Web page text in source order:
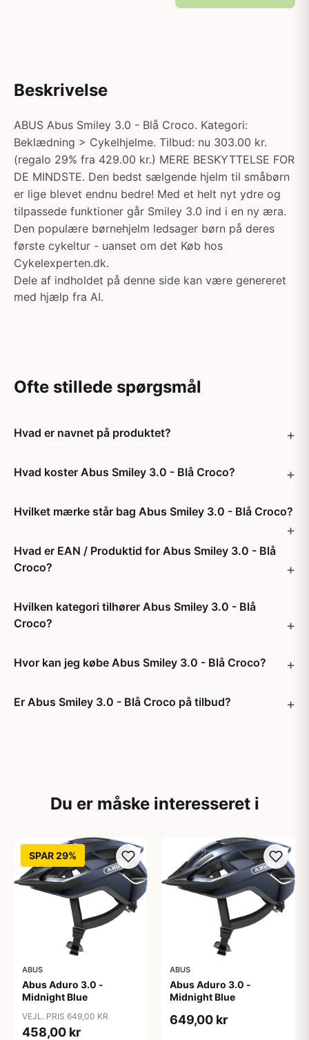
Beskrivelse
ABUS Abus Smiley 3.0 - Blå Croco. Kategori:
Beklædning > Cykelhjelme. Tilbud: nu 303.00 kr.
(regalo 29% fra 429.00 kr.) MERE BESKYTTELSE FOR
DE MINDSTE. Den bedst sælgende hjelm til småbørn
er lige blevet endnu bedre! Med et helt nyt ydre og
tilpassede funktioner går Smiley 3.0 ind i en ny æra.
Den populære børnehjelm ledsager børn på deres
første cykeltur - uanset om det Køb hos
Cykelexperten.dk.
Dele af indholdet på denne side kan være genereret
med hjælp fra AI.
Ofte stillede spørgsmål
Hvad er navnet på produktet?
Hvad koster Abus Smiley 3.0 - Blå Croco?
Hvilket mærke står bag Abus Smiley 3.0 - Blå Croco?
Hvad er EAN / Produktid for Abus Smiley 3.0 - Blå
Croco?
Hvilken kategori tilhører Abus Smiley 3.0 - Blå
Croco?
Hvor kan jeg købe Abus Smiley 3.0 - Blå Croco?
Er Abus Smiley 3.0 - Blå Croco på tilbud?
Du er måske interesseret i
SPAR 29%
ABUS
Abus Aduro 3.0 -
Midnight Blue
VEJL. PRIS 649,00 KR
458,00 kr
ABUS
Abus Aduro 3.0 -
Midnight Blue
649,00 kr